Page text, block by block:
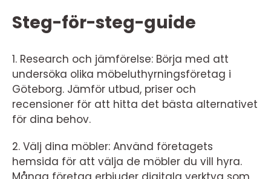
Steg-för-steg-guide
1. Research och jämförelse: Börja med att
undersöka olika möbeluthyrningsföretag i
Göteborg. Jämför utbud, priser och
recensioner för att hitta det bästa alternativet
för dina behov.
2. Välj dina möbler: Använd företagets
hemsida för att välja de möbler du vill hyra.